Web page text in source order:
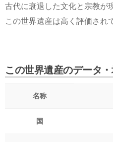
古代に衰退した文化と宗教が
この世界遺産は高く評価され
この世界遺産のデータ・
名称
国